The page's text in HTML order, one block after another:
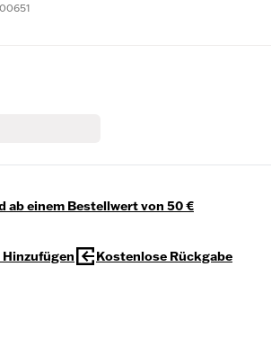
ab einem Bestellwert von 50 €
Kostenlose Rückgabe